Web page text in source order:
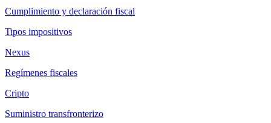
Cumplimiento y declaración fiscal
Tipos impositivos
Nexus
Regímenes fiscales
Cripto
Suministro transfronterizo